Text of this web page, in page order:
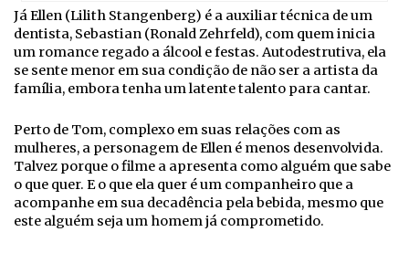
Já Ellen (Lilith Stangenberg) é a auxiliar técnica de um
dentista, Sebastian (Ronald Zehrfeld), com quem inicia
um romance regado a álcool e festas. Autodestrutiva, ela
se sente menor em sua condição de não ser a artista da
família, embora tenha um latente talento para cantar.
Perto de Tom, complexo em suas relações com as
mulheres, a personagem de Ellen é menos desenvolvida.
Talvez porque o filme a apresenta como alguém que sabe
o que quer. E o que ela quer é um companheiro que a
acompanhe em sua decadência pela bebida, mesmo que
este alguém seja um homem já comprometido.